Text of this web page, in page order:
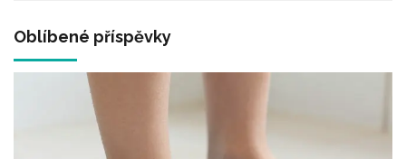
Oblíbené příspěvky